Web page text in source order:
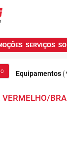
SERVIÇOS
Equipamentos (